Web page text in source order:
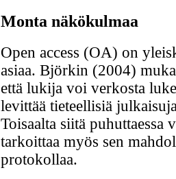
Monta näkökulmaa
Open access (OA) on
asiaa. Björkin (2004)
että lukija voi verkosta
levittää tieteellisiä
Toisaalta siitä puhuttaessa
tarkoittaa myös sen
protokollaa.